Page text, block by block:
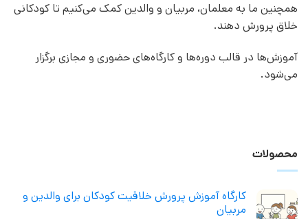
همچنین ما به معلمان، مربیان و والدین کمک می‌کنیم تا کودکانی
خلاق پرورش دهند.
آموزش‌ها در قالب دوره‌ها و کارگاه‌های حضوری و مجازی برگزار
می‌شود.
محصولات
کارگاه آموزش پرورش خلاقیت کودکان برای والدین و
مربیان